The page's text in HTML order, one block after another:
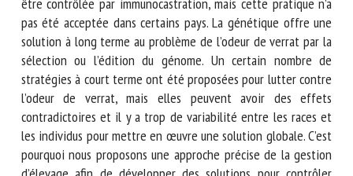
d’élevage, la maturité sexuelle, la nutrition et la génétique.
L’odeur de verrat peut être contrôlée par immunocastration,
mais cette pratique n’a pas été acceptée dans certains pays.
La génétique offre une solution à long terme au problème
de l’odeur de verrat par la sélection ou l’édition du génome.
Un certain nombre de stratégies à court terme ont été
proposées pour lutter contre l’odeur de verrat, mais elles
peuvent avoir des effets contradictoires et il y a trop de
variabilité entre les races et les individus pour mettre en
E-mail *
En soumettant ce formulaire, j'accepte que les
informations saisies soient utilisées dans le cadre de la
relation avec le CNR BEA. *
Les champs suivis de * sont obligatoires